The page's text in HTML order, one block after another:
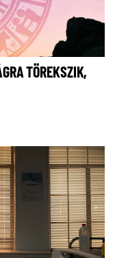
TÖREKSZIK,